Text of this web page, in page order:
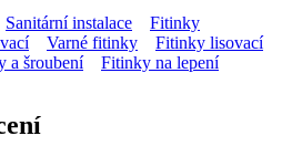
Sanitární instalace
Fitinky
Varné fitinky
Fitinky lisovací
a šroubení
Fitinky na lepení